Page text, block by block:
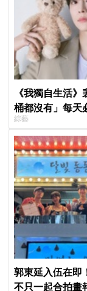
《我獨自生活
桶都沒有」每天
綜藝
郭東延入伍在即
不只一起合拍畫